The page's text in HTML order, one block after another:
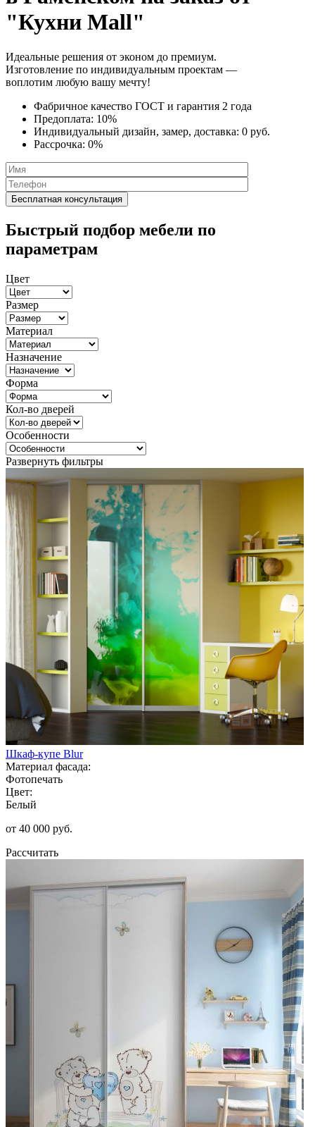
"Кухни Mall"
Идеальные решения от эконом до премиум.
Изготовление по индивидуальным проектам —
воплотим любую вашу мечту!
Фабричное качество ГОСТ и гарантия 2 года
Предоплата: 10%
Индивидуальный дизайн, замер, доставка: 0 руб.
Рассрочка: 0%
Быстрый подбор мебели по
параметрам
Цвет
Размер
Материал
Назначение
Форма
Кол-во дверей
Особенности
Развернуть фильтры
Шкаф-купе Blur
Материал фасада:
Фотопечать
Цвет:
Белый
от 40 000 руб.
Рассчитать